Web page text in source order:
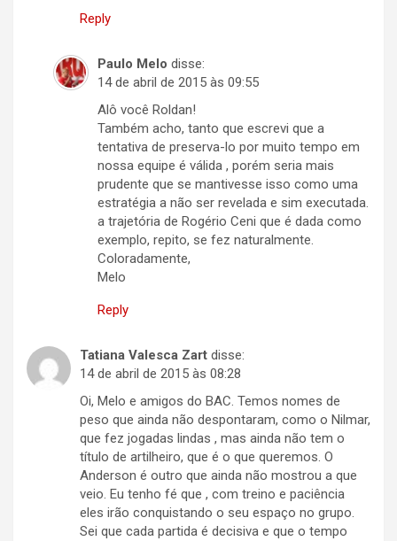
Reply
Paulo Melo disse:
14 de abril de 2015 às 09:55
Alô você Roldan!
Também acho, tanto que escrevi que a
tentativa de preserva-lo por muito tempo em
nossa equipe é válida , porém seria mais
prudente que se mantivesse isso como uma
estratégia a não ser revelada e sim executada.
a trajetória de Rogério Ceni que é dada como
exemplo, repito, se fez naturalmente.
Coloradamente,
Melo
Reply
Tatiana Valesca Zart disse:
14 de abril de 2015 às 08:28
Oi, Melo e amigos do BAC. Temos nomes de
peso que ainda não despontaram, como o Nilmar,
que fez jogadas lindas , mas ainda não tem o
título de artilheiro, que é o que queremos. O
Anderson é outro que ainda não mostrou a que
veio. Eu tenho fé que , com treino e paciência
eles irão conquistando o seu espaço no grupo.
Sei que cada partida é decisiva e que o tempo